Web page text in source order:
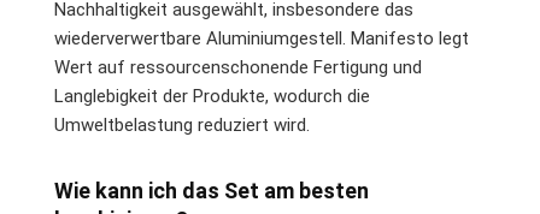
Nachhaltigkeit ausgewählt, insbesondere das
wiederverwertbare Aluminiumgestell. Manifesto legt
Wert auf ressourcenschonende Fertigung und
Langlebigkeit der Produkte, wodurch die
Umweltbelastung reduziert wird.
Wie kann ich das Set am besten